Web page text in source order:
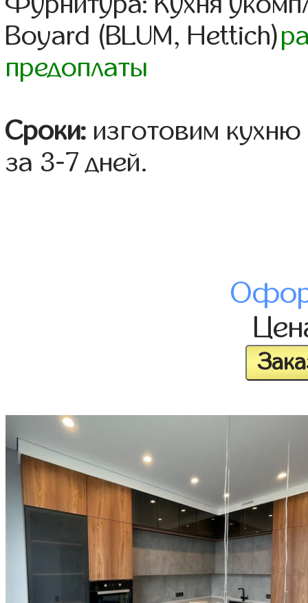
Boyard (BLUM, Hettich)
предоплаты
Сроки: изготовим
за 3-7 дней.